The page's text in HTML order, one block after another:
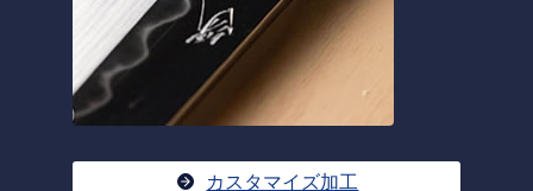
カスタマイズ加工